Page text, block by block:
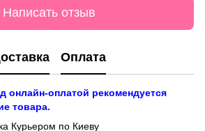
Написать отзыв
Оплата
онлайн-оплатой рекомендуется
товара.
Курьером по Киеву